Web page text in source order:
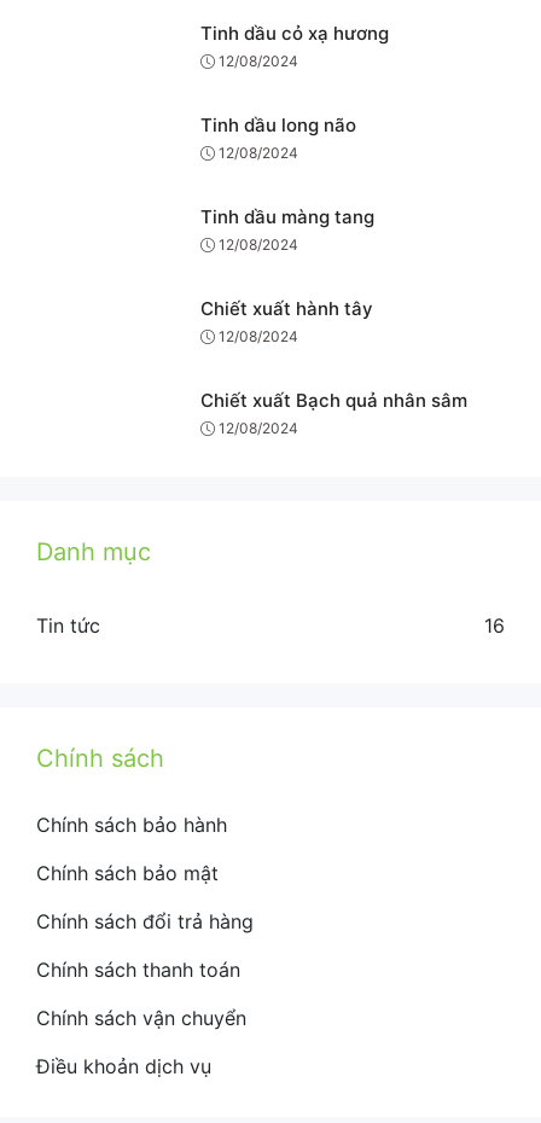
Tinh dầu cỏ xạ hương
12/08/2024
Tinh dầu long não
12/08/2024
Tinh dầu màng tang
12/08/2024
Chiết xuất hành tây
12/08/2024
Chiết xuất Bạch quả nhân sâm
12/08/2024
Danh mục
Tin tức 16
Chính sách
Chính sách bảo hành
Chính sách bảo mật
Chính sách đổi trả hàng
Chính sách thanh toán
Chính sách vận chuyển
Điều khoản dịch vụ